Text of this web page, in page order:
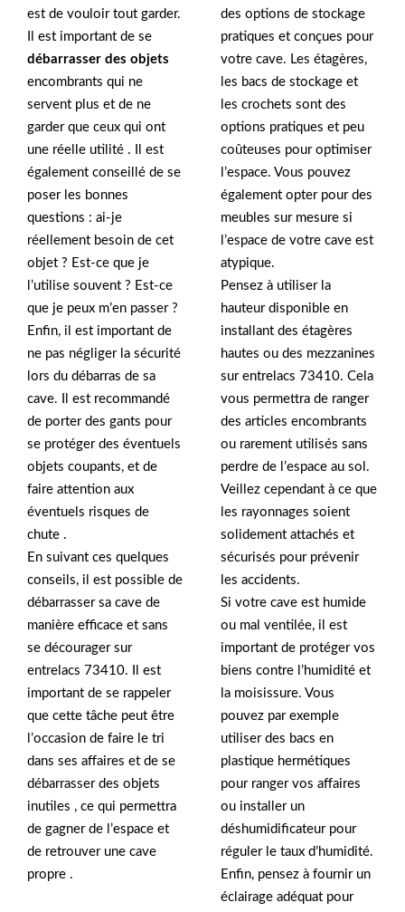
est de vouloir tout garder.
Il est important de se
débarrasser des objets
encombrants qui ne
servent plus et de ne
garder que ceux qui ont
une réelle utilité . Il est
également conseillé de se
poser les bonnes
questions : ai-je
réellement besoin de cet
objet ? Est-ce que je
l’utilise souvent ? Est-ce
que je peux m’en passer ?
Enfin, il est important de
ne pas négliger la sécurité
lors du débarras de sa
cave. Il est recommandé
de porter des gants pour
se protéger des éventuels
objets coupants, et de
faire attention aux
éventuels risques de
chute .
En suivant ces quelques
conseils, il est possible de
débarrasser sa cave de
manière efficace et sans
se décourager sur
entrelacs 73410. Il est
important de se rappeler
que cette tâche peut être
l’occasion de faire le tri
dans ses affaires et de se
débarrasser des objets
inutiles , ce qui permettra
de gagner de l’espace et
de retrouver une cave
propre .
des options de stockage
pratiques et conçues pour
votre cave. Les étagères,
les bacs de stockage et
les crochets sont des
options pratiques et peu
coûteuses pour optimiser
l’espace. Vous pouvez
également opter pour des
meubles sur mesure si
l’espace de votre cave est
atypique.
Pensez à utiliser la
hauteur disponible en
installant des étagères
hautes ou des mezzanines
sur entrelacs 73410. Cela
vous permettra de ranger
des articles encombrants
ou rarement utilisés sans
perdre de l’espace au sol.
Veillez cependant à ce que
les rayonnages soient
solidement attachés et
sécurisés pour prévenir
les accidents.
Si votre cave est humide
ou mal ventilée, il est
important de protéger vos
biens contre l’humidité et
la moisissure. Vous
pouvez par exemple
utiliser des bacs en
plastique hermétiques
pour ranger vos affaires
ou installer un
déshumidificateur pour
réguler le taux d’humidité.
Enfin, pensez à fournir un
éclairage adéquat pour